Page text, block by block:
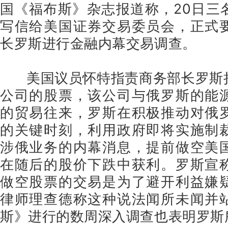
国《福布斯》杂志报道称，20日三
写信给美国证券交易委员会，正式
长罗斯进行金融内幕交易调查。
美国议员怀特指责商务部长罗斯
公司的股票，该公司与俄罗斯的能
的贸易往来，罗斯在积极推动对俄
的关键时刻，利用政府即将实施制
涉俄业务的内幕消息，提前做空美
在随后的股价下跌中获利。罗斯宣
做空股票的交易是为了避开利益嫌
律师理查德称这种说法闻所未闻并
斯》进行的数周深入调查也表明罗